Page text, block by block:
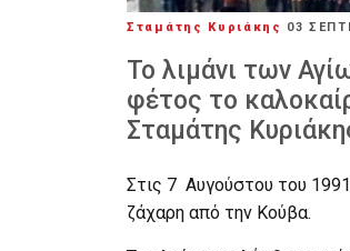
Σταμάτης Κυριάκης 03
Το λιμάνι των
φέτος το
Σταμάτης
Στις 7 Αυγούστου του
ζάχαρη από την Κούβα.